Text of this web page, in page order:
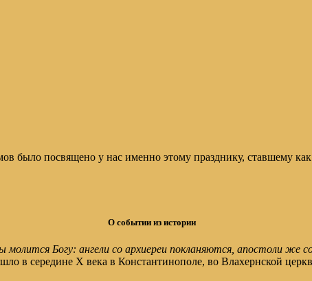
было посвящено у нас именно этому празднику, ставшему
О событии из истории
молится Богу: ангели со архиереи покланяются, апостоли же
в середине Х века в Константинополе, во Влахернской